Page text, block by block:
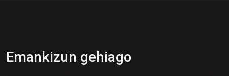
Emankizun gehiago